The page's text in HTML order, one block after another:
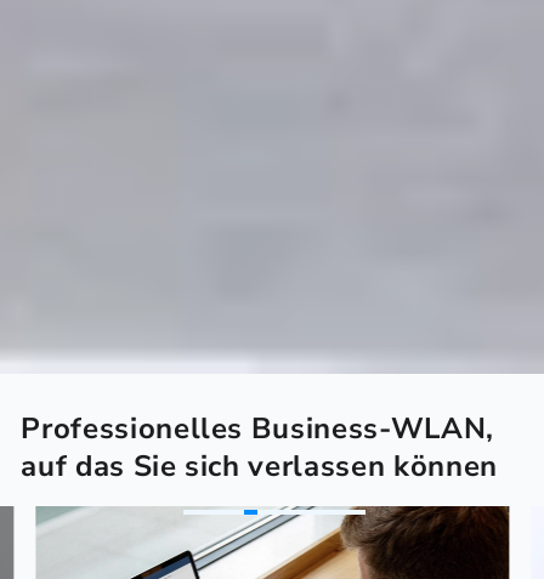
Professionelles Business-WLAN,
auf das Sie sich verlassen können